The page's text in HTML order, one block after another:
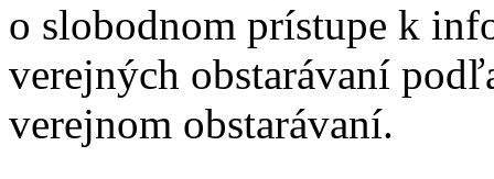
o slobodnom prístupe k
verejných obstarávaní
verejnom obstarávaní.